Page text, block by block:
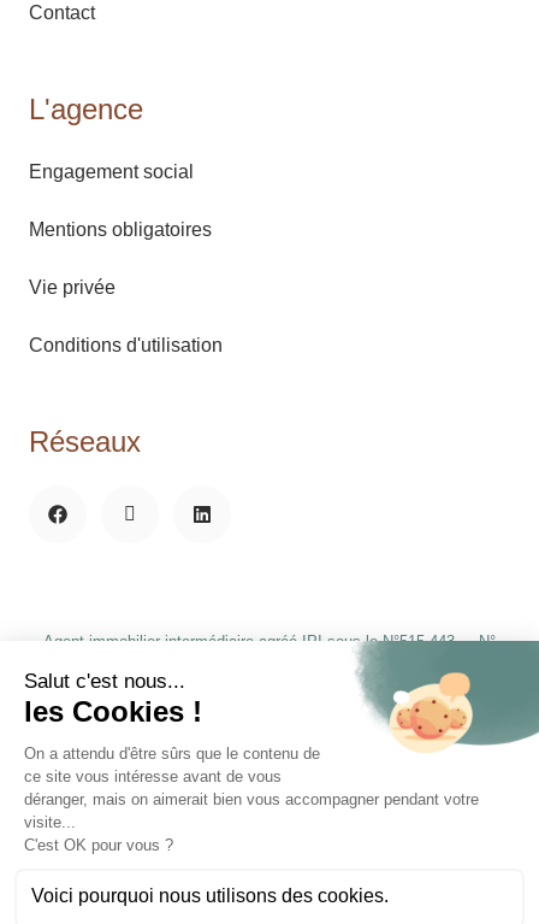
Contact
L'agence
Engagement social
Mentions obligatoires
Vie privée
Conditions d'utilisation
Réseaux
Agent immobilier intermédiaire agréé IPI sous le N°515.443 N°
d’entreprise: BE 0787.561.509
RC professionnelle et cautionnement via AXA Belgium SA – police
n°730.390.160 Instance de contrôle: IPI, rue du Luxembourg 16B, 1000
Soumis au code déontologique de l’IPI La déontologie de l’agent
immobilier | BIV (ipi.be)
Compte bancaire: BE97 7320 6539 7249 Compte tiers: BE19 7320 7017
Crée parBeeware